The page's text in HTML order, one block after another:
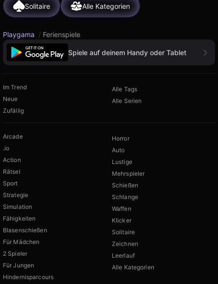
Solitaire Alle Kategorien
Playgama / Ferienspiele
Spiele auf deinem Handy oder Tablet
Im Trend
Neue
Zufällig
Alle Tags
Alle Serien
Arcade
.io
Action
Rätsel
Sport
Strategie
Simulation
Fähigkeiten
Blasenschießen
Für Mädchen
2 Spieler
Für Jungen
Hindernisparcours
Horror
Auto
Lustige
Mehrspieler
Schießen
Schlange
Waffen
Klicker
Solitaire
Zeichnen
Leerlauf
Alle Kategorien